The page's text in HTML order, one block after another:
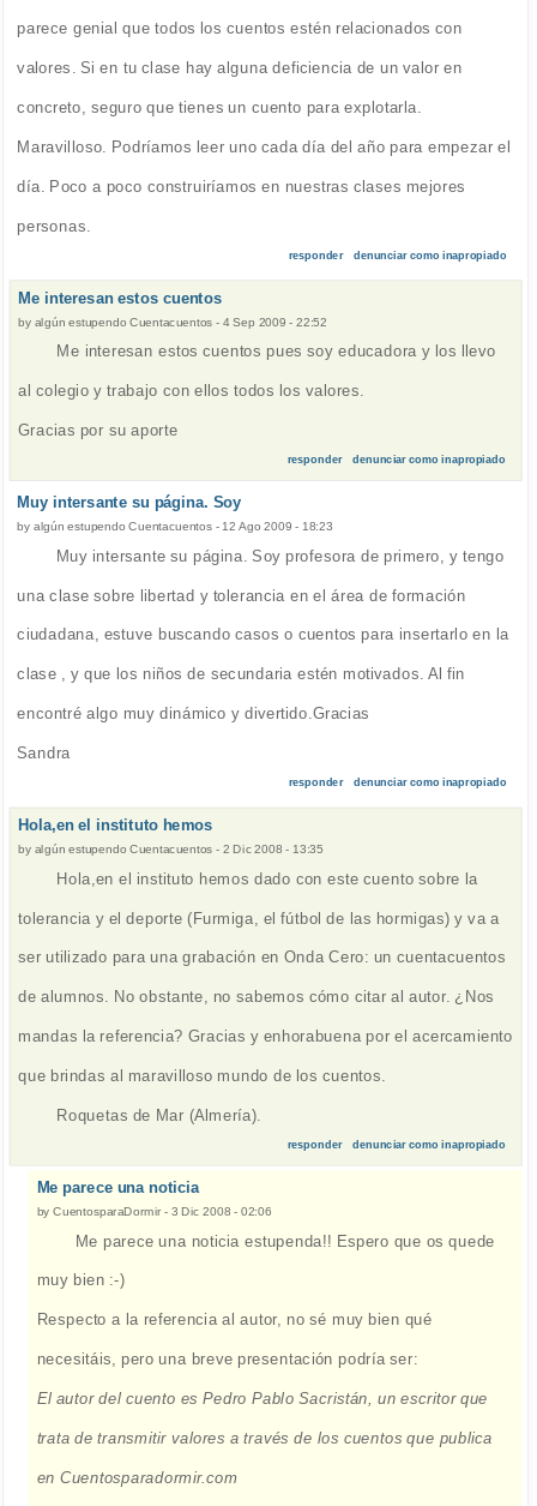
parece genial que todos los cuentos estén relacionados con
valores. Si en tu clase hay alguna deficiencia de un valor en
concreto, seguro que tienes un cuento para explotarla.
Maravilloso. Podríamos leer uno cada día del año para empezar el
día. Poco a poco construiríamos en nuestras clases mejores
personas.
responder denunciar como inapropiado
Me interesan estos cuentos
by algún estupendo Cuentacuentos - 4 Sep 2009 - 22:52
Me interesan estos cuentos pues soy educadora y los llevo
al colegio y trabajo con ellos todos los valores.
Gracias por su aporte
responder denunciar como inapropiado
Muy intersante su página. Soy
by algún estupendo Cuentacuentos- 12 Ago 2009 - 18:23
Muy intersante su página. Soy profesora de primero, y tengo
una clase sobre libertad y tolerancia en el área de formación
ciudadana, estuve buscando casos o cuentos para insertarlo en la
clase , y que los niños de secundaria estén motivados. Al fin
encontré algo muy dinámico y divertido.Gracias
Sandra
responder denunciar como inapropiado
Hola,en el instituto hemos
by algún estupendo Cuentacuentos - 2 Dic 2008 - 13:35
Hola,en el instituto hemos dado con este cuento sobre la
tolerancia y el deporte (Furmiga, el fútbol de las hormigas) y va a
ser utilizado para una grabación en Onda Cero: un cuentacuentos
de alumnos. No obstante, no sabemos cómo citar al autor. ¿Nos
mandas la referencia? Gracias y enhorabuena por el acercamiento
que brindas al maravilloso mundo de los cuentos.
Roquetas de Mar (Almería).
responder denunciar como inapropiado
Me parece una noticia
byCuentosparaDormir - 3 Dic 2008 - 02:06
Me parece una noticia estupenda!! Espero que os quede
muy bien :-)
Respecto a la referencia al autor, no sé muy bien qué
necesitáis, pero una breve presentación podría ser:
El autor del cuento es Pedro Pablo Sacristán, un escritor que
trata de transmitir valores a través de los cuentos que publica
en Cuentosparadormir.com